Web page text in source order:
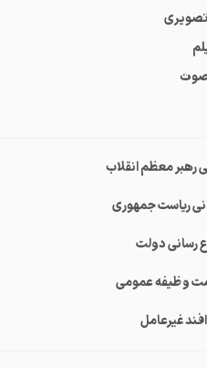
صوت
رهبر معظم انقلاب
ریاست جمهوری
رسانی دولت
وظیفه عمومی
غیرعامل